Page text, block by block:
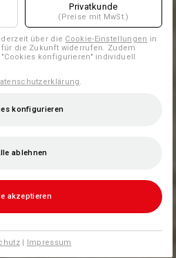
Privatkunde
(Preise mit MwSt.)
über die Cookie-Einstellungen in
die Zukunft widerrufen. Zudem
konfigurieren" individuell
konfigurieren
ablehnen
akzeptieren
| Impressum